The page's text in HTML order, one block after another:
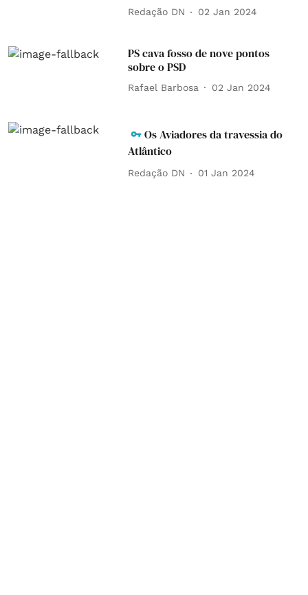
Redação DN 02 Jan 2024
PS cava fosso de nove pontos
sobre o PSD
Rafael Barbosa 02 Jan 2024
Os Aviadores da travessia do
Atlântico
Redação DN 01 Jan 2024